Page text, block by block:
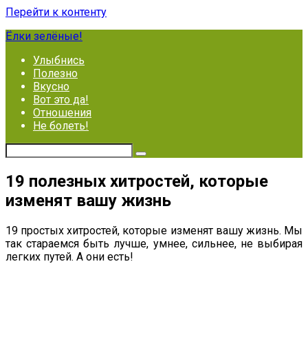
Перейти к контенту
Ёлки зелёные!
Улыбнись
Полезно
Вкусно
Вот это да!
Отношения
Не болеть!
19 полезных хитростей, которые
изменят вашу жизнь
19 простых хитростей, которые изменят вашу жизнь. Мы
так стараемся быть лучше, умнее, сильнее, не выбирая
легких путей. А они есть!